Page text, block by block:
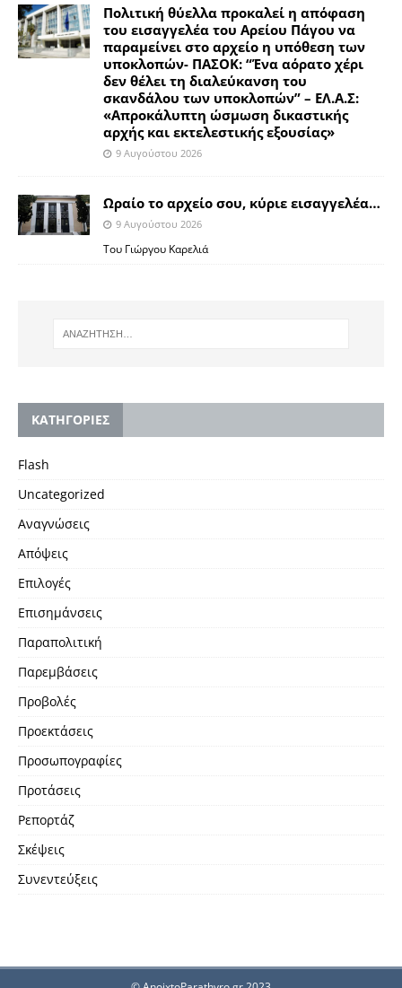
Πολιτική θύελλα προκαλεί η απόφαση
του εισαγγελέα του Αρείου Πάγου να
παραμείνει στο αρχείο η υπόθεση των
υποκλοπών- ΠΑΣΟΚ: “Ένα αόρατο χέρι
δεν θέλει τη διαλεύκανση του
σκανδάλου των υποκλοπών” – ΕΛ.Α.Σ:
«Απροκάλυπτη ώσμωση δικαστικής
αρχής και εκτελεστικής εξουσίας»
9 Αυγούστου 2026
Ωραίο το αρχείο σου, κύριε εισαγγελέα…
9 Αυγούστου 2026
Του Γιώργου Καρελιά
KΑΤΗΓΟΡΙΕΣ
Flash
Uncategorized
Αναγνώσεις
Απόψεις
Επιλογές
Επισημάνσεις
Παραπολιτική
Παρεμβάσεις
Προβολές
Προεκτάσεις
Προσωπογραφίες
Προτάσεις
Ρεπορτάζ
Σκέψεις
Συνεντεύξεις